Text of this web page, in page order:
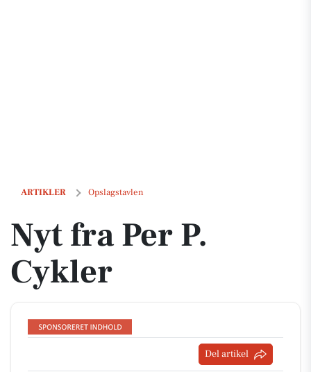
ARTIKLER Opslagstavlen
Nyt fra Per P. Cykler
Nyt fra Per P.
Cykler
Del artikel